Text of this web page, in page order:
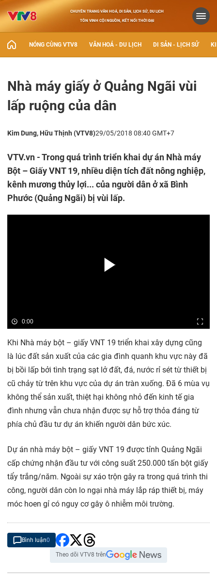
CHUYÊN TRANG VĂN HOÁ, DI SẢN, LỊCH SỬ, DU LỊCH
TÔN VINH CỘI NGUỒN, KẾT NỐI THỜI ĐẠI
NÓNG CÙNG VTV8 VĂN HOÁ - DU LỊCH DI SẢN - LỊCH SỬ
Nhà máy giấy ở Quảng Ngãi vùi
lấp ruộng của dân
Kim Dung, Hữu Thịnh (VTV8)29/05/2018 08:40 GMT+7
VTV.vn - Trong quá trình triển khai dự án Nhà máy
Bột – Giấy VNT 19, nhiều diện tích đất nông nghiệp,
kênh mương thủy lợi... của người dân ở xã Bình
Phước (Quảng Ngãi) bị vùi lấp.
0:00
Khi Nhà máy bột – giấy VNT 19 triển khai xây dựng cũng
là lúc đất sản xuất của các gia đình quanh khu vực này đã
bị bồi lấp bởi tình trạng sạt lở đất, đá, nước rỉ sét từ thiết bị
cũ chảy từ trên khu vực của dự án tràn xuống. Đã 6 mùa vụ
không thể sản xuất, thiệt hại không nhỏ đến kinh tế gia
đình nhưng vẫn chưa nhận được sự hỗ trợ thỏa đáng từ
phía chủ đầu tư dự án khiến người dân bức xúc.
Dự án nhà máy bột – giấy VNT 19 được tỉnh Quảng Ngãi
cấp chứng nhận đầu tư với công suất 250.000 tấn bột giấy
tẩy trắng/năm. Ngoài sự xáo trộn gây ra trong quá trình thi
công, người dân còn lo ngại nhà máy lắp ráp thiết bị, máy
móc hoen gỉ có nguy cơ gây ô nhiễm môi trường.
Bình luận0
Theo dõi VTV8 trên